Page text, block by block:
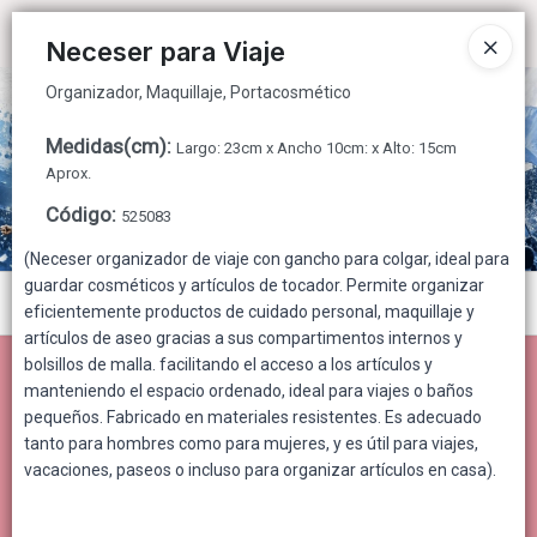
Organizador, Maquillaje, Portacosmético
Neceser para Viaje
Organizador, Maquillaje, Portacosmético
Medidas(cm): Largo: 23cm x Ancho 10cm: x Alto: 15cm
Aprox.
Código: 525083
(Neceser organizador de viaje con gancho para colgar, ideal para
guardar cosméticos y artículos de tocador. Permite organizar
eficientemente productos de cuidado personal, maquillaje y
artículos de aseo gracias a sus compartimentos internos y
bolsillos de malla. facilitando el acceso a los artículos y
manteniendo el espacio ordenado, ideal para viajes o baños
pequeños. Fabricado en materiales resistentes. Es adecuado
tanto para hombres como para mujeres, y es útil para viajes,
vacaciones, paseos o incluso para organizar artículos en casa).
CÓMO COMPRAR
QUIÉNES SOMOS
CONTACTO
Menú
Organizador, Maquillaje, Portacosmético
Lista vacía